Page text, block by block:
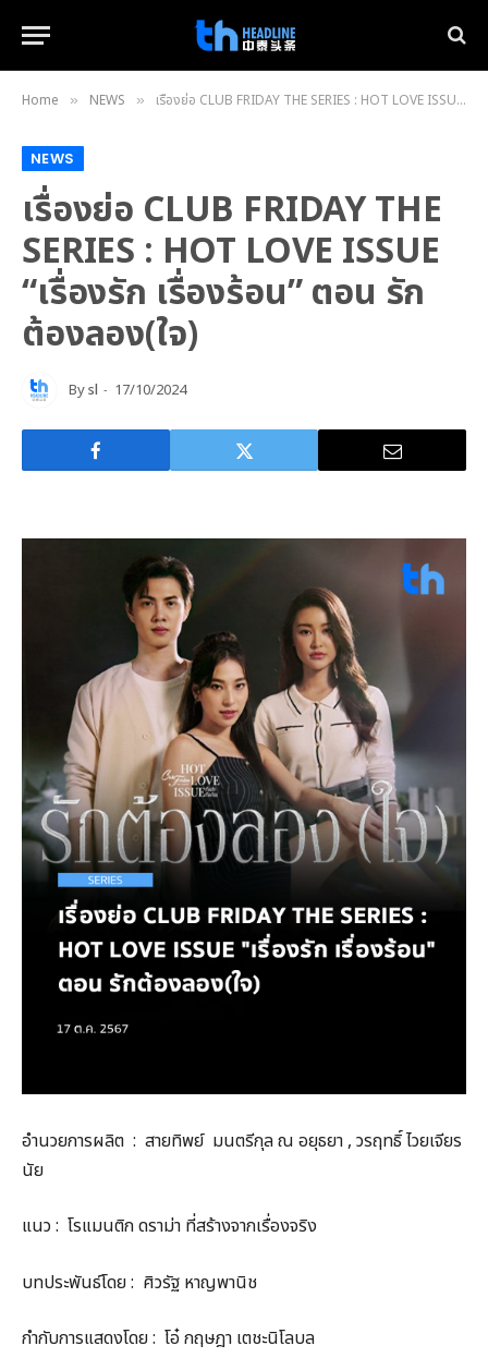
Home » NEWS » เรื่องย่อ CLUB FRIDAY THE SERIES : HOT LOVE ISSUE “เรื่องรัก เรื่องร้อน” ตอน รักต้องลอง(ใจ)
NEWS
เรื่องย่อ CLUB FRIDAY THE
SERIES : HOT LOVE ISSUE
“เรื่องรัก เรื่องร้อน” ตอน รัก
ต้องลอง(ใจ)
Bysl 17/10/2024
อำนวยการผลิต : สายทิพย์ มนตรีกุล ณ อยุธยา , วรฤทธิ์ ไวยเจียร
นัย
แนว : โรแมนติก ดราม่า ที่สร้างจากเรื่องจริง
บทประพันธ์โดย : ศิวรัฐ หาญพานิช
กำกับการแสดงโดย : โอ๋ กฤษฎา เตชะนิโลบล